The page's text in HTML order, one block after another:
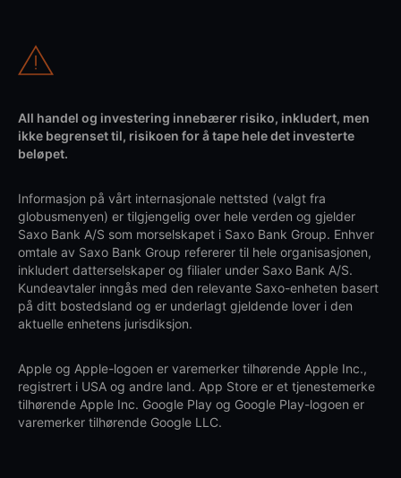
All handel og investering innebærer risiko, inkludert, men
ikke begrenset til, risikoen for å tape hele det investerte
beløpet.
Informasjon på vårt internasjonale nettsted (valgt fra
globusmenyen) er tilgjengelig over hele verden og gjelder
Saxo Bank A/S som morselskapet i Saxo Bank Group. Enhver
omtale av Saxo Bank Group refererer til hele organisasjonen,
inkludert datterselskaper og filialer under Saxo Bank A/S.
Kundeavtaler inngås med den relevante Saxo-enheten basert
på ditt bostedsland og er underlagt gjeldende lover i den
aktuelle enhetens jurisdiksjon.
Apple og Apple-logoen er varemerker tilhørende Apple Inc.,
registrert i USA og andre land. App Store er et tjenestemerke
tilhørende Apple Inc. Google Play og Google Play-logoen er
varemerker tilhørende Google LLC.